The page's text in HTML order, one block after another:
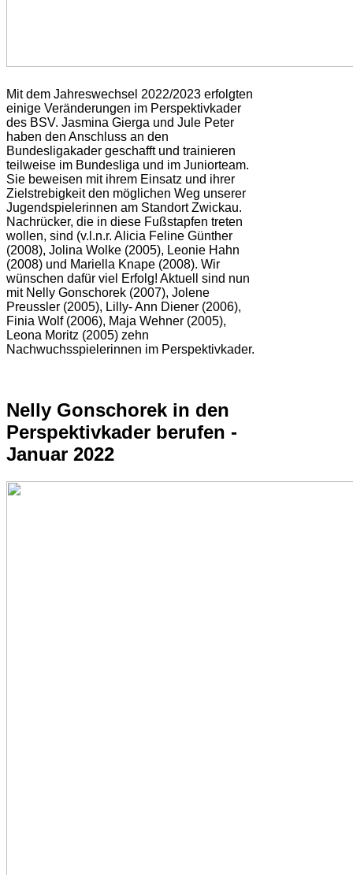
Mit dem Jahreswechsel 2022/2023 erfolgten
einige Veränderungen im Perspektivkader
des BSV. Jasmina Gierga und Jule Peter
haben den Anschluss an den
Bundesligakader geschafft und trainieren
teilweise im Bundesliga und im Juniorteam.
Sie beweisen mit ihrem Einsatz und ihrer
Zielstrebigkeit den möglichen Weg unserer
Jugendspielerinnen am Standort Zwickau.
Nachrücker, die in diese Fußstapfen treten
wollen, sind (v.l.n.r. Alicia Feline Günther
(2008), Jolina Wolke (2005), Leonie Hahn
(2008) und Mariella Knape (2008). Wir
wünschen dafür viel Erfolg! Aktuell sind nun
mit Nelly Gonschorek (2007), Jolene
Preussler (2005), Lilly- Ann Diener (2006),
Finia Wolf (2006), Maja Wehner (2005),
Leona Moritz (2005) zehn
Nachwuchsspielerinnen im Perspektivkader.
Nelly Gonschorek in den
Perspektivkader berufen -
Januar 2022